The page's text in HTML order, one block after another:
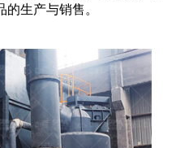
生产与销售。